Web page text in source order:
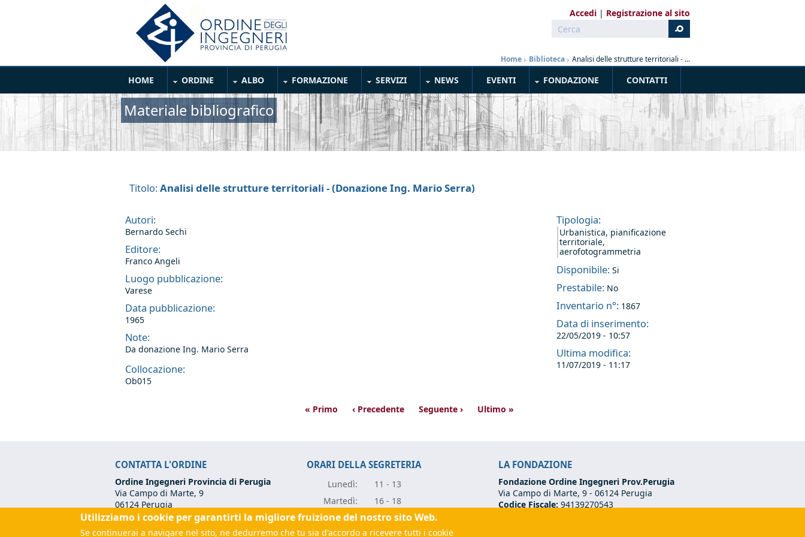
Accedi Registrazione al sito
Form di ricerca
Cerca
Home » Biblioteca » Analisi delle strutture territoriali - ...
Main Menu
HOME ORDINE ALBO FORMAZIONE SERVIZI NEWS EVENTI FONDAZIONE CONTATTI
Materiale bibliografico
Titolo:Analisi delle strutture territoriali - (Donazione Ing. Mario Serra)
Autori:
Bernardo Sechi
Editore:
Franco Angeli
Luogo pubblicazione:
Varese
Data pubblicazione:
1965
Note:
Da donazione Ing. Mario Serra
Collocazione:
Ob015
Tipologia:
Urbanistica, pianificazione
territoriale,
aerofotogrammetria
Disponibile: Si
Prestabile: No
Inventario n°: 1867
Data di inserimento:
22/05/2019 - 10:57
Ultima modifica:
11/07/2019 - 11:17
« Primo ‹ Precedente Seguente › Ultimo »
CONTATTA L'ORDINE
Ordine Ingegneri Provincia di Perugia
Via Campo di Marte, 9
06124 Perugia
Codice Fiscale:80017570542
Tel:+39 075 500 12 00
ORARI DELLA SEGRETERIA
Lunedì:
11 - 13
Martedì:
16 - 18
Mercoledì:
11 - 13
Giovedì: 11 - 13
LA FONDAZIONE
Fondazione Ordine Ingegneri Prov.Perugia
Via Campo di Marte, 9 - 06124 Perugia
Codice Fiscale: 94139270543
Utilizziamo i cookie per garantirti la migliore fruizione del nostro sito Web.
Se continuerai a navigare nel sito, ne dedurremo che tu sia d'accordo a ricevere tutti i cookie